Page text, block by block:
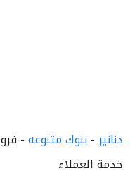
دنانير-بنوك متنوعه-
خدمة العملاء